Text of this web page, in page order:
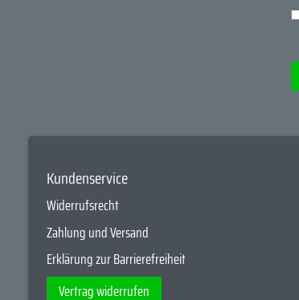
Kundenservice
Widerrufsrecht
Zahlung und Versand
Erklärung zur Barrierefreiheit
Vertrag widerrufen